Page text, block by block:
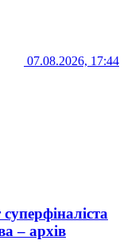
07.08.2026, 17:44
– архів